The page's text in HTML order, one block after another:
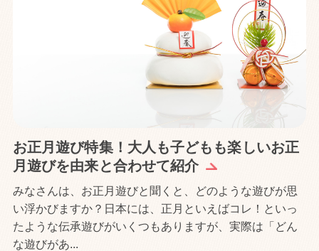
お正月遊び特集！大人も子どもも楽しいお正
月遊びを由来と合わせて紹介
みなさんは、お正月遊びと聞くと、どのような遊びが思
い浮かびますか？日本には、正月といえばコレ！といっ
たような伝承遊びがいくつもありますが、実際は「どん
な遊びがあ...